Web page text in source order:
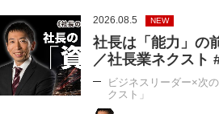
2026.08.5 NEW
社長は「能力」の
／社長業ネクスト
ビジネスリーダー×次
クスト」